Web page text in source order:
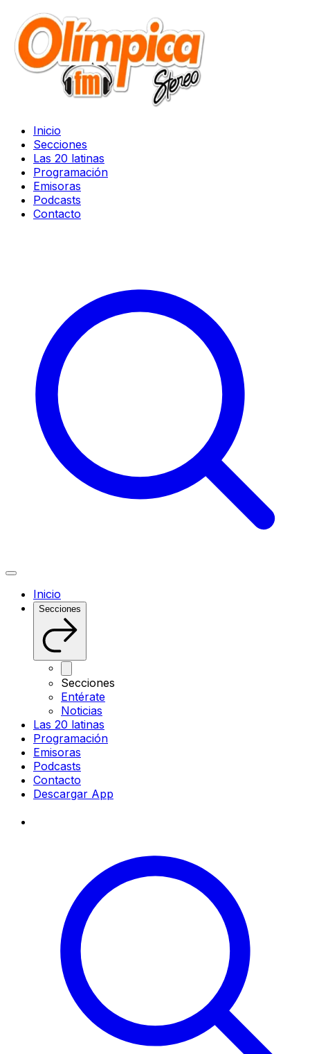
Inicio
Secciones
Las 20 latinas
Programación
Emisoras
Podcasts
Contacto
Inicio
Secciones
Secciones
Entérate
Noticias
Las 20 latinas
Programación
Emisoras
Podcasts
Contacto
Descargar App